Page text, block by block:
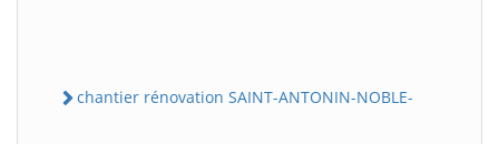
chantier rénovation SAINT-ANTONIN-NOBLE-